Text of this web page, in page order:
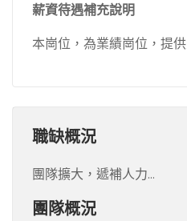
薪資待遇補充說明
本崗位，為業績崗位，提
職缺概況
團隊擴大，遞補人力...
團隊概況